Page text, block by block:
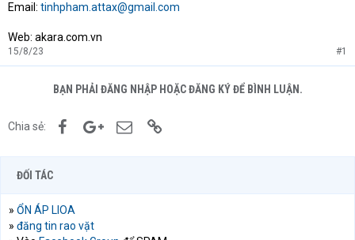
Email: tinhpham.attax@gmail.com
Web: akara.com.vn
15/8/23 #1
BẠN PHẢI ĐĂNG NHẬP HOẶC ĐĂNG KÝ ĐỂ BÌNH LUẬN.
Chia sẻ: FacebookGoogle+Email
ĐỐI TÁC
» ỔN ÁP LIOA
» đăng tin rao vặt